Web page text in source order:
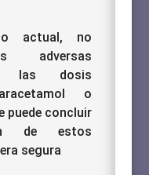
actual, no
adversas
las dosis
o
puede concluir
de estos
segura